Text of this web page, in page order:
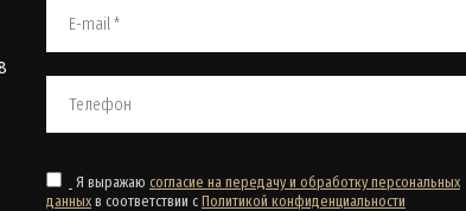
Я выражаю согласие на передачу и обработку персональных
данных в соответствии с Политикой конфиденциальности